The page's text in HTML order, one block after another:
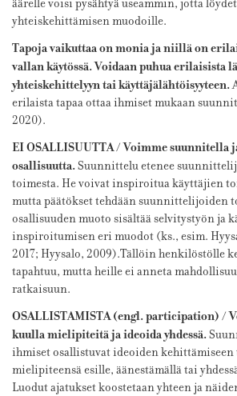
äärelle voisi pysähtyä useammin, jotta
yhteiskehittämisen muodoille.
Tapoja vaikuttaa on monia ja niillä on
vallan käytössä. Voidaan puhua erilaisista
yhteiskehittelyyn tai käyttäjälähtöisyyteen.
erilaista tapaa ottaa ihmiset mukaan
2020).
EI OSALLISUUTTA / Voimme suunnitella
osallisuutta. Suunnittelu etenee
toimesta. He voivat inspiroitua käyttäjien
mutta päätökset tehdään suunnittelijoiden
osallisuuden muoto sisältää selvitystyön ja
inspiroitumisen eri muodot (ks., esim.
2017; Hyysalo, 2009).Tällöin henkilöstölle
tapahtuu, mutta heille ei anneta
ratkaisuun.
OSALLISTAMISTA (engl. participation) /
kuulla mielipiteitä ja ideoida yhdessä.
ihmiset osallistuvat ideoiden kehittämiseen
mielipiteensä esille, äänestämällä tai
Luodut ajatukset koostetaan yhteen ja